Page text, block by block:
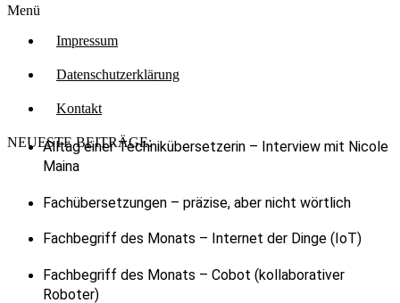
Menü
Impressum
Datenschutzerklärung
Kontakt
NEUESTE BEITRÄGE:
Alltag einer Technikübersetzerin – Interview mit Nicole
Maina
Fachübersetzungen – präzise, aber nicht wörtlich
Fachbegriff des Monats – Internet der Dinge (IoT)
Fachbegriff des Monats – Cobot (kollaborativer
Roboter)